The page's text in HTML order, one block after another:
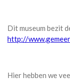
Dit museum bezit
http://
Hier hebben we